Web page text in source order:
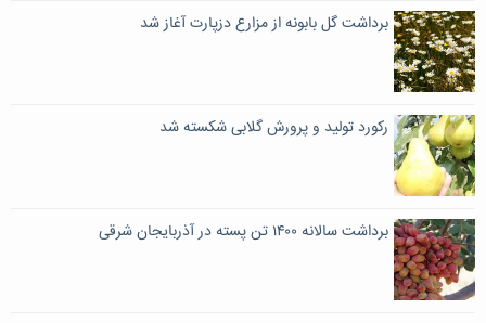
برداشت گل بابونه از مزارع دزپارت آغاز شد
رکورد تولید و پرورش گلابی شکسته شد
برداشت سالانه ۱۴۰۰ تن پسته در آذربایجان شرقی